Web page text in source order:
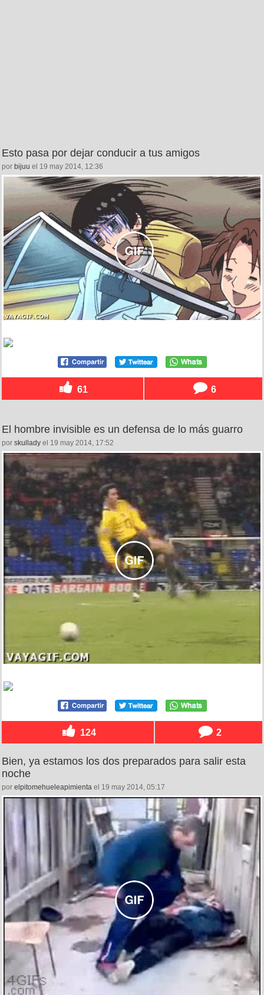
Esto pasa por dejar conducir a tus amigos
por bijuu el 19 may 2014, 12:36
61 6
El hombre invisible es un defensa de lo más guarro
por skullady el 19 may 2014, 17:52
124 2
Bien, ya estamos los dos preparados para salir esta
noche
por elpitomehueleapimienta el 19 may 2014, 05:17